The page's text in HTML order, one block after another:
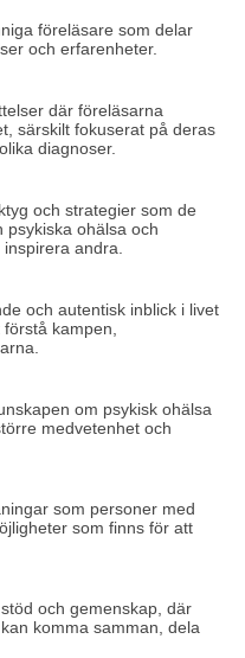
föreläsare som delar
och erfarenheter.
där föreläsarna
särskilt fokuserat på deras
diagnoser.
och strategier som de
psykiska ohälsa och
andra.
och autentisk inblick i livet
kampen,
om psykisk ohälsa
medvetenhet och
som personer med
som finns för att
och gemenskap, där
komma samman, dela